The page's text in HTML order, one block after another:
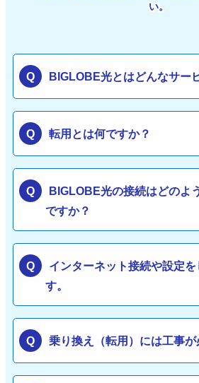
い。
BIGLOBE光とはどんなサー
転用とは何ですか？
BIGLOBE光の接続はどのよ
ですか？
インターネット接続や設定
す。
乗り換え（転用）には工事が